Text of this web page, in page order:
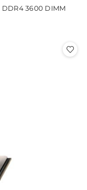
DDR4 3600 DIMM